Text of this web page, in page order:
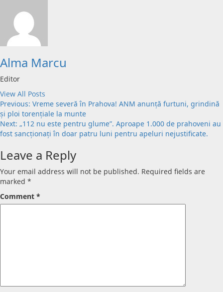
Alma Marcu
Editor
View All Posts
Post
navigation
Previous: Vreme severă în Prahova! ANM anunță furtuni, grindină
și ploi torențiale la munte
Next: „112 nu este pentru glume”. Aproape 1.000 de prahoveni au
fost sancționați în doar patru luni pentru apeluri nejustificate.
Leave a Reply
Your email address will not be published. Required fields are
marked *
Comment *